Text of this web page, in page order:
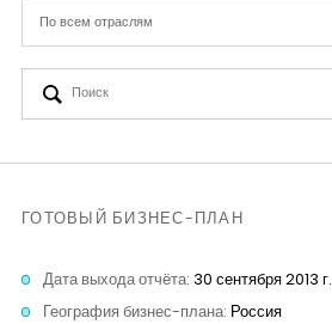
Новая реальность
Кейсы
По всем отраслям
ГОТОВЫЙ БИЗНЕС-ПЛАН
Дата выхода отчёта: 30 сентября 2013 г.
География бизнес-плана: Россия